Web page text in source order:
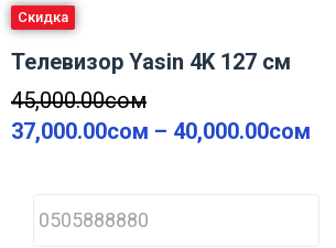
Скидка
Телевизор Yasin 4K 127 см
45,000.00сом
37,000.00сом – 40,000.00сом
h
o